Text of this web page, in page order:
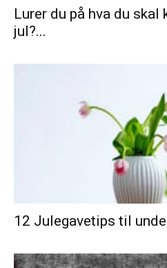
Lurer du på hva du skal
jul?...
12 Julegavetips til